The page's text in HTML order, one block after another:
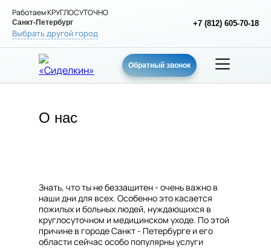
Работаем КРУГЛОСУТОЧНО
Санкт-Петербург
Выбрать другой город
+7 (812) 605-70-18
Обратный звонок
О нас
Знать, что ты не беззащитен - очень важно в
наши дни для всех. Особенно это касается
пожилых и больных людей, нуждающихся в
круглосуточном и медицинском уходе. По этой
причине в городе Санкт - Петербурге и его
области сейчас особо популярны услуги